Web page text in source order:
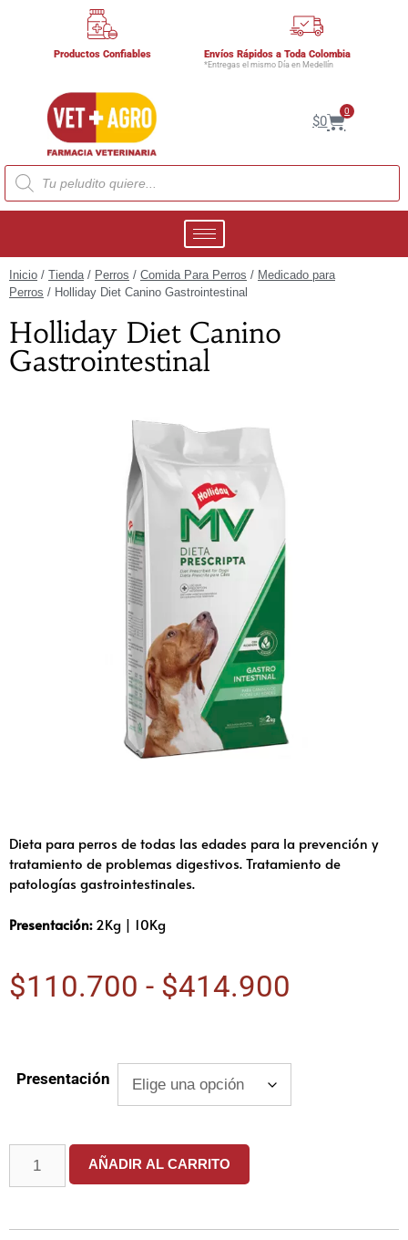
Productos Confiables Envíos Rápidos a Toda Colombia
*Entregas el mismo Día en Medellín
$0
0
Inicio / Tienda/ Perros / Comida Para Perros / Medicado para
Perros / Holliday Diet Canino Gastrointestinal
Holliday Diet Canino
Gastrointestinal
Dieta para perros de todas las edades para la prevención y
tratamiento de problemas digestivos. Tratamiento de
patologías gastrointestinales.
Presentación:2Kg | 10Kg
$110.700 - $414.900
Presentación
AÑADIR AL CARRITO